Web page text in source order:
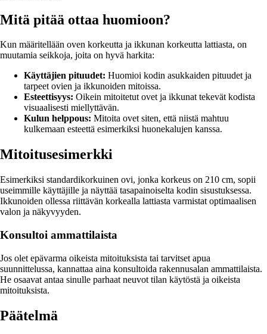
Mitä pitää ottaa huomioon?
Kun määritellään oven korkeutta ja ikkunan korkeutta lattiasta, on
muutamia seikkoja, joita on hyvä harkita:
Käyttäjien pituudet: Huomioi kodin asukkaiden pituudet ja
tarpeet ovien ja ikkunoiden mitoissa.
Esteettisyys: Oikein mitoitetut ovet ja ikkunat tekevät kodista
visuaalisesti miellyttävän.
Kulun helppous: Mitoita ovet siten, että niistä mahtuu
kulkemaan esteettä esimerkiksi huonekalujen kanssa.
Mitoitusesimerkki
Esimerkiksi standardikorkuinen ovi, jonka korkeus on 210 cm, sopii
useimmille käyttäjille ja näyttää tasapainoiselta kodin sisustuksessa.
Ikkunoiden ollessa riittävän korkealla lattiasta varmistat optimaalisen
valon ja näkyvyyden.
Konsultoi ammattilaista
Jos olet epävarma oikeista mitoituksista tai tarvitset apua
suunnittelussa, kannattaa aina konsultoida rakennusalan ammattilaista.
He osaavat antaa sinulle parhaat neuvot tilan käytöstä ja oikeista
mitoituksista.
Päätelmä